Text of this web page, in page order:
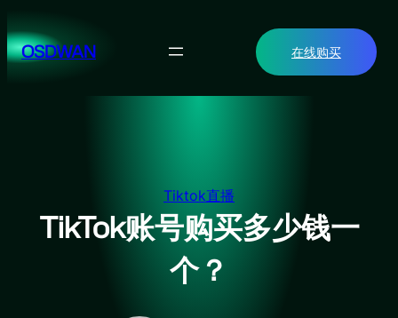
至
内OSDWAN 在线购买
Tiktok直播
TikTok账号购买多少钱一
个？